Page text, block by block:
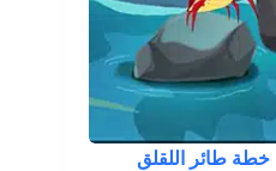
طائر اللقلق